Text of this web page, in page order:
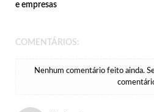
e empresas
COMENTÁRIOS:
Nenhum comentário feito ainda.